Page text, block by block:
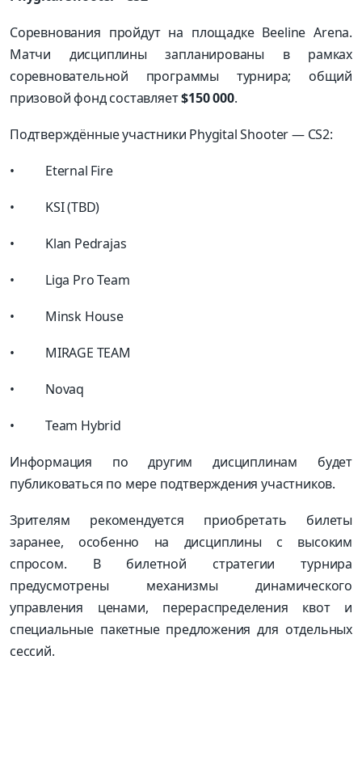
Соревнования пройдут на площадке Beeline Arena.
Матчи дисциплины запланированы в рамках
соревновательной программы турнира; общий
призовой фонд составляет$150 000.
Подтверждённые участники Phygital Shooter — CS2:
• Eternal Fire
• KSI (TBD)
• Klan Pedrajas
• Liga Pro Team
• Minsk House
• MIRAGE TEAM
• Novaq
• Team Hybrid
Информация по другим дисциплинам будет
публиковаться по мере подтверждения участников.
Зрителям рекомендуется приобретать билеты
заранее, особенно на дисциплины с высоким
спросом. В билетной стратегии турнира
предусмотрены механизмы динамического
управления ценами, перераспределения квот и
специальные пакетные предложения для отдельных
сессий.